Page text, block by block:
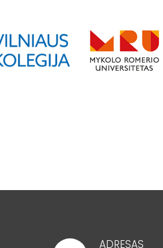
ADRESAS